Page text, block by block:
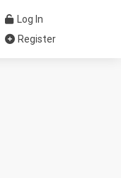
Log In
Register